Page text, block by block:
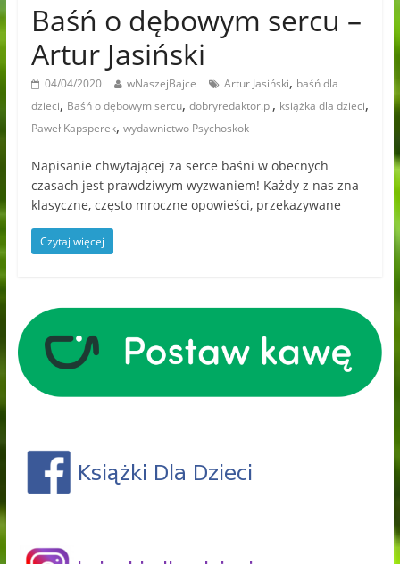
Baśń o dębowym sercu –
Artur Jasiński
04/04/2020 wNaszejBajce Artur Jasiński, baśń dla
dzieci, Baśń o dębowym sercu, dobryredaktor.pl, książka dla dzieci,
Paweł Kapsperek, wydawnictwo Psychoskok
Napisanie chwytającej za serce baśni w obecnych
czasach jest prawdziwym wyzwaniem! Każdy z nas zna
klasyczne, często mroczne opowieści, przekazywane
Czytaj więcej